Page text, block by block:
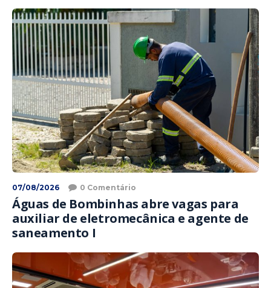
07/08/2026 0 Comentário
Águas de Bombinhas abre vagas para
auxiliar de eletromecânica e agente de
saneamento I